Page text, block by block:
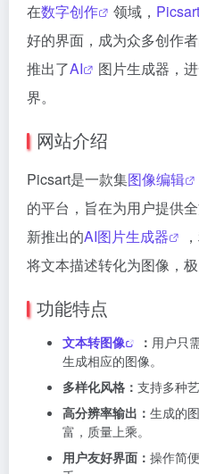
在数字创作 领域， Picsart
好的界面，成为众多创作
推出了AI
图片生成器，
界。
网站介绍
Picsart是一款集图像编辑
的平台，旨在为用户提供
新推出的AI图片生成器
将文本描述转化为图像，
功能特点
文本转图像 ： 用户只
生成相应的图像。
多样化风格： 支持多种
高分辨率输出： 生成的
富，质量上乘。
用户友好界面： 操作简